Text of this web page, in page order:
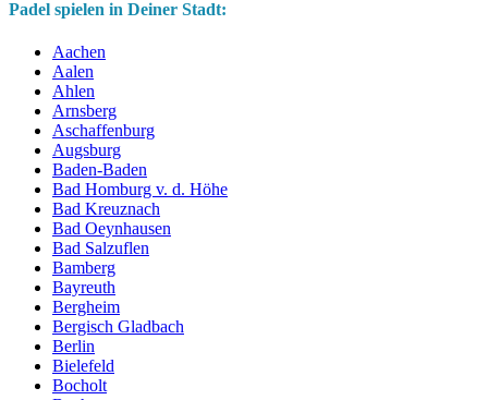
Padel spielen in Deiner Stadt:
Aachen
Aalen
Ahlen
Arnsberg
Aschaffenburg
Augsburg
Baden-Baden
Bad Homburg v. d. Höhe
Bad Kreuznach
Bad Oeynhausen
Bad Salzuflen
Bamberg
Bayreuth
Bergheim
Bergisch Gladbach
Berlin
Bielefeld
Bocholt